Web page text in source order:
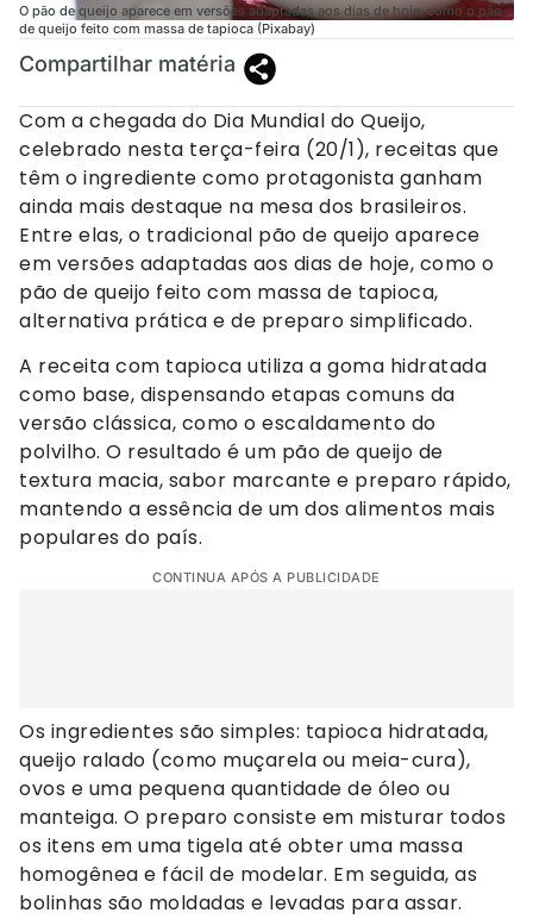
O pão de queijo aparece em versões adaptadas aos dias de hoje, como o pão
de queijo feito com massa de tapioca (Pixabay)
Compartilhar matéria
Com a chegada do Dia Mundial do Queijo,
celebrado nesta terça-feira (20/1), receitas que
têm o ingrediente como protagonista ganham
ainda mais destaque na mesa dos brasileiros.
Entre elas, o tradicional pão de queijo aparece
em versões adaptadas aos dias de hoje, como o
pão de queijo feito com massa de tapioca,
alternativa prática e de preparo simplificado.
A receita com tapioca utiliza a goma hidratada
como base, dispensando etapas comuns da
versão clássica, como o escaldamento do
polvilho. O resultado é um pão de queijo de
textura macia, sabor marcante e preparo rápido,
mantendo a essência de um dos alimentos mais
populares do país.
CONTINUA APÓS A PUBLICIDADE
Os ingredientes são simples: tapioca hidratada,
queijo ralado (como muçarela ou meia-cura),
ovos e uma pequena quantidade de óleo ou
manteiga. O preparo consiste em misturar todos
os itens em uma tigela até obter uma massa
homogênea e fácil de modelar. Em seguida, as
bolinhas são moldadas e levadas para assar.